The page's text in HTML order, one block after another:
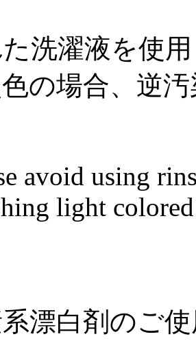
た洗濯液を使
の場合、逆
avoid using
light
系漂白剤のご